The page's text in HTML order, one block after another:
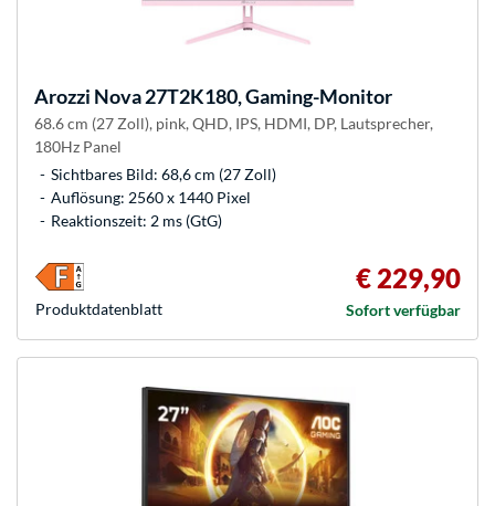
Arozzi Nova 27T2K180, Gaming-Monitor
68.6 cm (27 Zoll), pink, QHD, IPS, HDMI, DP, Lautsprecher,
180Hz Panel
Sichtbares Bild: 68,6 cm (27 Zoll)
Auflösung: 2560 x 1440 Pixel
Reaktionszeit: 2 ms (GtG)
€ 229,90
Sofort verfügbar
Produkt­datenblatt